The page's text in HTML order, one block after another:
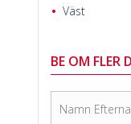
Väst
BE OM FLER